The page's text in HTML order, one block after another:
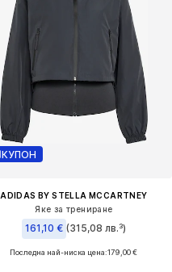
КУПОН
ADIDAS BY STELLA MCCARTNEY
Яке за трениране
161,10 € (315,08 лв.³)
Предлага се в много размери
Последна най-ниска цена:179,00 €